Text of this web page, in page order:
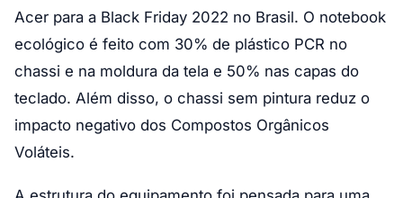
Acer para a Black Friday 2022 no Brasil. O notebook
ecológico é feito com 30% de plástico PCR no
chassi e na moldura da tela e 50% nas capas do
teclado. Além disso, o chassi sem pintura reduz o
impacto negativo dos Compostos Orgânicos
Voláteis.